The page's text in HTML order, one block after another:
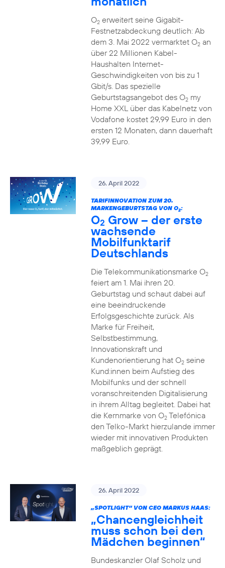
O2erweitert seine Gigabit-
Festnetzabdeckung deutlich: Ab
dem 3. Mai 2022 vermarktet O2an
über 22 Millionen Kabel-
Haushalten Internet-
Geschwindigkeiten von bis zu 1
Gbit/s. Das spezielle
Geburtstagsangebot des O2my
Home XXL über das Kabelnetz von
Vodafone kostet 29,99 Euro in den
ersten 12 Monaten, dann dauerhaft
39,99 Euro.
26. April 2022
TARIFINNOVATION ZUM 20.
MARKENGEBURTSTAG VON O2:
O2 Grow – der erste
wachsende
Mobilfunktarif
Deutschlands
Die Telekommunikationsmarke O2
feiert am 1. Mai ihren 20.
Geburtstag und schaut dabei auf
eine beeindruckende
Erfolgsgeschichte zurück. Als
Marke für Freiheit,
Selbstbestimmung,
Innovationskraft und
Kundenorientierung hat O2seine
Kund:innen beim Aufstieg des
Mobilfunks und der schnell
voranschreitenden Digitalisierung
in ihrem Alltag begleitet. Dabei hat
die Kernmarke von O2Telefónica
den Telko-Markt hierzulande immer
wieder mit innovativen Produkten
maßgeblich geprägt.
26. April 2022
„SPOTLIGHT“ VON CEO MARKUS HAAS:
„Chancengleichheit
muss schon bei den
Mädchen beginnen“
Bundeskanzler Olaf Scholz und